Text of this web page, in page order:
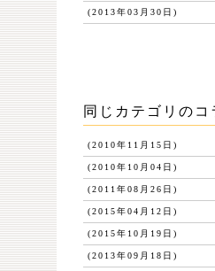
(2013年03月30日)
同じカテゴリのコ
(2010年11月15日)
(2010年10月04日)
(2011年08月26日)
(2015年04月12日)
(2015年10月19日)
(2013年09月18日)